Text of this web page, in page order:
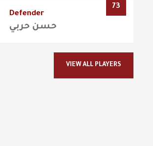
73
Defender
حسن حربي
VIEW ALL PLAYERS